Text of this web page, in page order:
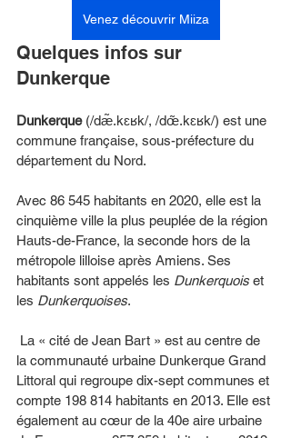
Venez découvrir Miiza
Quelques infos sur
Dunkerque
Dunkerque (/dæ̃.kɛʁk/, /dœ̃.kɛʁk/) est une
commune française, sous-préfecture du
département du Nord.
Avec 86 545 habitants en 2020, elle est la
cinquième ville la plus peuplée de la région
Hauts-de-France, la seconde hors de la
métropole lilloise après Amiens. Ses
habitants sont appelés les Dunkerquois et
les Dunkerquoises.
la communauté urbaine Dunkerque Grand
Littoral qui regroupe dix-sept communes et
compte 198 814 habitants en 2013. Elle est
également au cœur de la 40e aire urbaine